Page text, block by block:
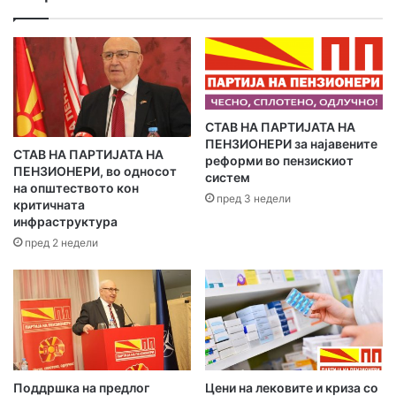
Во Скопје, 23.03.2020 година
ПАРТИЈА НА ПЕНЗИОНЕРИ
Соопштенија
-
м
е
ј
л
а
д
р
е
с
а
т
а
СТАВ НА ПАРТИЈАТА НА
ПЕНЗИОНЕРИ, во односот
на општеството кон
критичната
инфраструктура
пред 2 недели
​СТАВ НА ПАРТИЈАТА НА
ПЕНЗИОНЕРИ за најавените
реформи во пензискиот
систем
пред 3 недели
Поддршка на предлог Цени на лековите и криза со